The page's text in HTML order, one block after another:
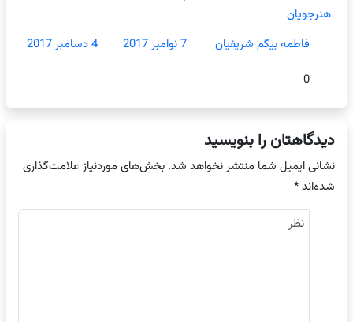
هنرجویان
فاطمه بیگم شریفیان
7 نوامبر 2017
4 دسامبر 2017
0
دیدگاهتان را بنویسید
نشانی ایمیل شما منتشر نخواهد شد. بخش‌های موردنیاز علامت‌گذاری
شده‌اند*